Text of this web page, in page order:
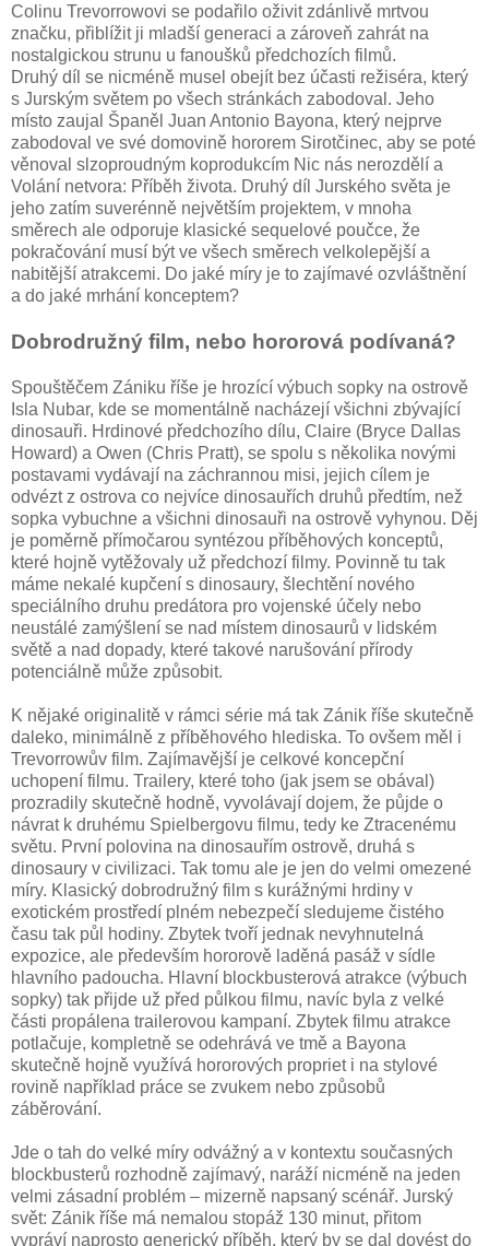
Colinu Trevorrowovi se podařilo oživit zdánlivě mrtvou
značku, přiblížit ji mladší generaci a zároveň zahrát na
nostalgickou strunu u fanoušků předchozích filmů.
Druhý díl se nicméně musel obejít bez účasti režiséra, který
s Jurským světem po všech stránkách zabodoval. Jeho
místo zaujal Španěl Juan Antonio Bayona, který nejprve
zabodoval ve své domovině hororem Sirotčinec, aby se poté
věnoval slzoproudným koprodukcím Nic nás nerozdělí a
Volání netvora: Příběh života. Druhý díl Jurského světa je
jeho zatím suverénně největším projektem, v mnoha
směrech ale odporuje klasické sequelové poučce, že
pokračování musí být ve všech směrech velkolepější a
nabitější atrakcemi. Do jaké míry je to zajímavé ozvláštnění
a do jaké mrhání konceptem?
Dobrodružný film, nebo hororová podívaná?
Spouštěčem Zániku říše je hrozící výbuch sopky na ostrově
Isla Nubar, kde se momentálně nacházejí všichni zbývající
dinosauři. Hrdinové předchozího dílu, Claire (Bryce Dallas
Howard) a Owen (Chris Pratt), se spolu s několika novými
postavami vydávají na záchrannou misi, jejich cílem je
odvézt z ostrova co nejvíce dinosauřích druhů předtím, než
sopka vybuchne a všichni dinosauři na ostrově vyhynou. Děj
je poměrně přímočarou syntézou příběhových konceptů,
které hojně vytěžovaly už předchozí filmy. Povinně tu tak
máme nekalé kupčení s dinosaury, šlechtění nového
speciálního druhu predátora pro vojenské účely nebo
neustálé zamýšlení se nad místem dinosaurů v lidském
světě a nad dopady, které takové narušování přírody
potenciálně může způsobit.
K nějaké originalitě v rámci série má tak Zánik říše skutečně
daleko, minimálně z příběhového hlediska. To ovšem měl i
Trevorrowův film. Zajímavější je celkové koncepční
uchopení filmu. Trailery, které toho (jak jsem se obával)
prozradily skutečně hodně, vyvolávají dojem, že půjde o
návrat k druhému Spielbergovu filmu, tedy ke Ztracenému
světu. První polovina na dinosauřím ostrově, druhá s
dinosaury v civilizaci. Tak tomu ale je jen do velmi omezené
míry. Klasický dobrodružný film s kurážnými hrdiny v
exotickém prostředí plném nebezpečí sledujeme čistého
času tak půl hodiny. Zbytek tvoří jednak nevyhnutelná
expozice, ale především hororově laděná pasáž v sídle
hlavního padoucha. Hlavní blockbusterová atrakce (výbuch
sopky) tak přijde už před půlkou filmu, navíc byla z velké
části propálena trailerovou kampaní. Zbytek filmu atrakce
potlačuje, kompletně se odehrává ve tmě a Bayona
skutečně hojně využívá hororových propriet i na stylové
rovině například práce se zvukem nebo způsobů
záběrování.
Jde o tah do velké míry odvážný a v kontextu současných
blockbusterů rozhodně zajímavý, naráží nicméně na jeden
velmi zásadní problém – mizerně napsaný scénář. Jurský
svět: Zánik říše má nemalou stopáž 130 minut, přitom
vypráví naprosto generický příběh, který by se dal dovést do